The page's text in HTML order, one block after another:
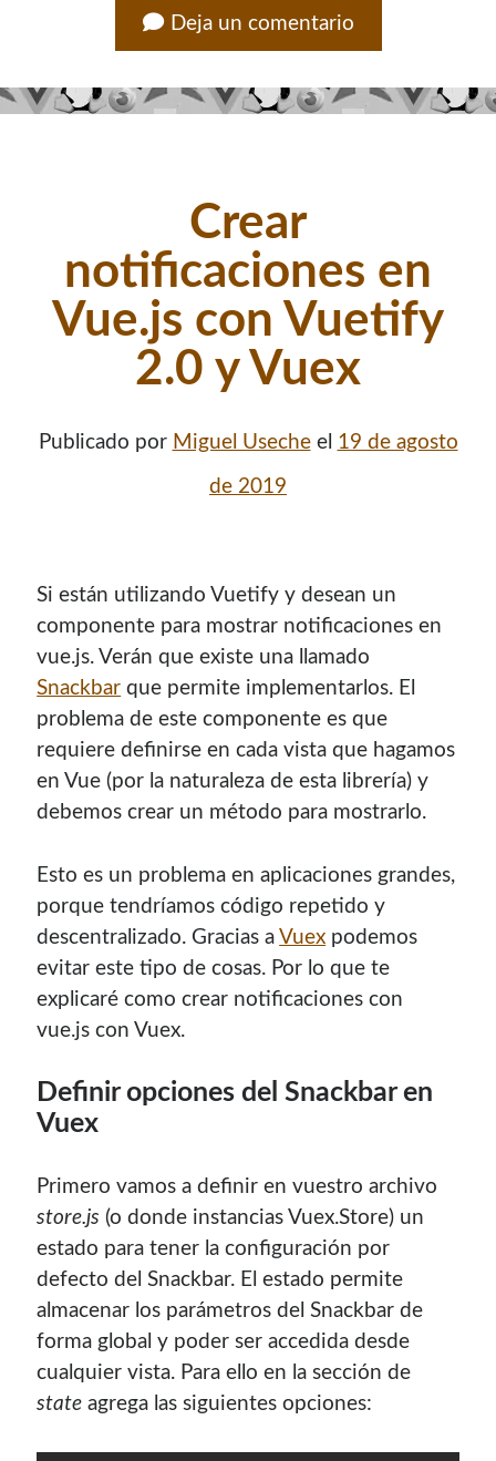
Deja un comentario
Crear
notificaciones en
Vue.js con Vuetify
2.0 y Vuex
Publicado por Miguel Usecheel 19 de agosto
de 2019
Si están utilizando Vuetify y desean un
componente para mostrar notificaciones en
vue.js. Verán que existe una llamado
Snackbar que permite implementarlos. El
problema de este componente es que
requiere definirse en cada vista que hagamos
en Vue (por la naturaleza de esta librería) y
debemos crear un método para mostrarlo.
Esto es un problema en aplicaciones grandes,
porque tendríamos código repetido y
descentralizado. Gracias aVuex podemos
evitar este tipo de cosas. Por lo que te
explicaré como crear notificaciones con
vue.js con Vuex.
Definir opciones del Snackbar en
Vuex
Primero vamos a definir en vuestro archivo
store.js (o donde instancias Vuex.Store) un
estado para tener la configuración por
defecto del Snackbar. El estado permite
almacenar los parámetros del Snackbar de
forma global y poder ser accedida desde
cualquier vista. Para ello en la sección de
state agrega las siguientes opciones: